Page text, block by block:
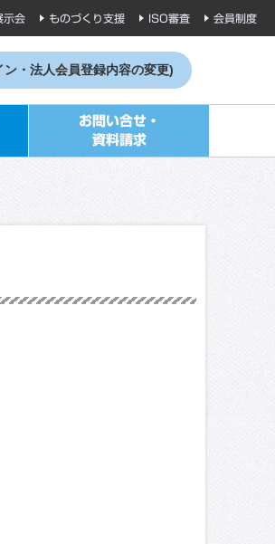
示会 ものづくり支援 ISO審査 会員制度
ン・法人会員登録内容の変更)
お問い合せ・
資料請求